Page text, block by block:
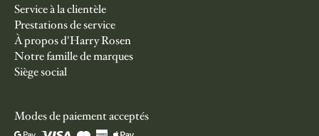
Service à la clientèle
Prestations de service
À propos d'Harry Rosen
Notre famille de marques
Siège social
Modes de paiement acceptés